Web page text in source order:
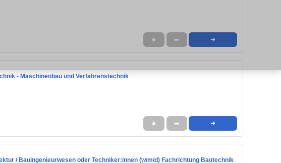
★ ➦ ➜
- Maschinenbau und Verfahrenstechnik
★ ➦ ➜
/ Bauingenieurwesen oder Techniker:innen (w/m/d) Fachrichtung Bautechnik